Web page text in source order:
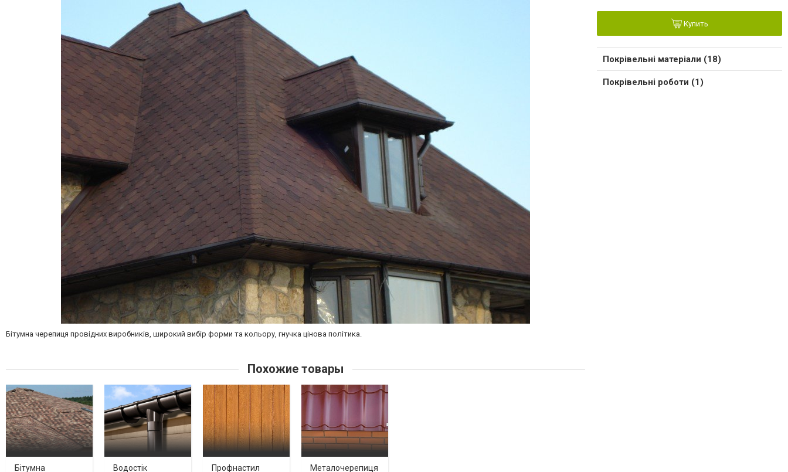
Бітумна черепиця провідних виробників, широкий вибір форми та кольору, гнучка цінова політика.
Купить
Покрівельні матеріали (18)
Покрівельні роботи (1)
Похожие товары
Бітумна Водостік Профнастил Металочерепиця